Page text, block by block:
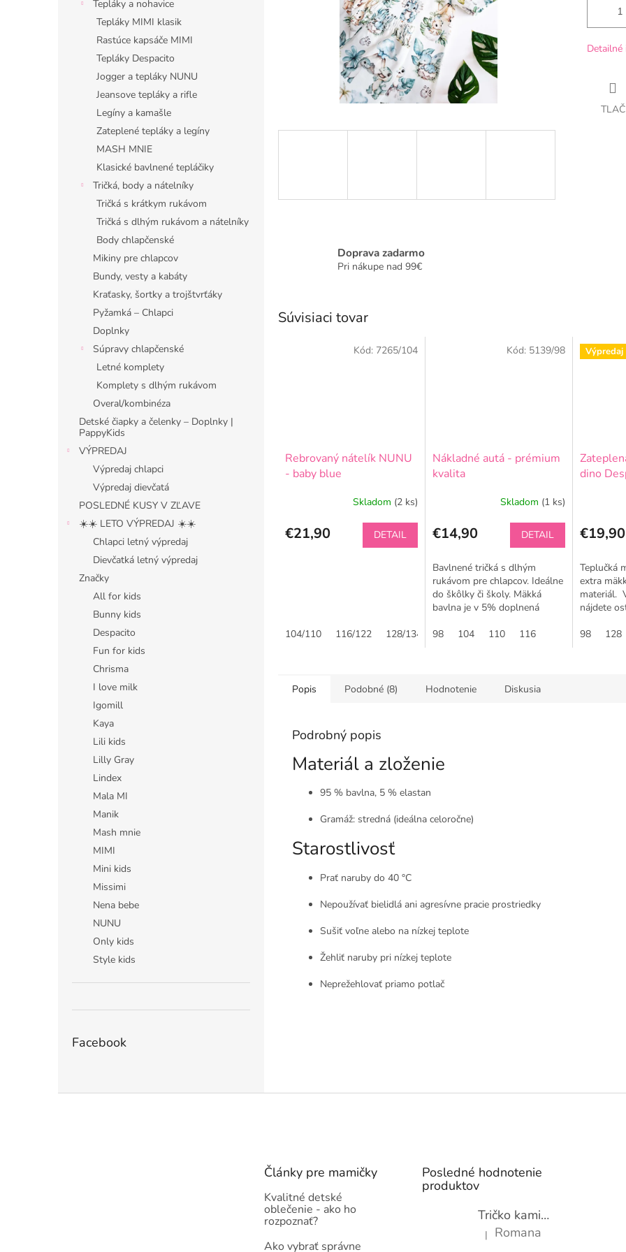
Tepláky a nohavice
Tepláky MIMI klasik
Rastúce kapsáče MIMI
Tepláky Despacito
Jogger a tepláky NUNU
Jeansove tepláky a rifle
Legíny a kamašle
Zateplené tepláky a legíny
MASH MNIE
Klasické bavlnené tepláčiky
Tričká, body a nátelníky
Tričká s krátkym rukávom
Tričká s dlhým rukávom a nátelníky
Body chlapčenské
Mikiny pre chlapcov
Bundy, vesty a kabáty
Kraťasky, šortky a trojštvrťáky
Pyžamká – Chlapci
Doplnky
Súpravy chlapčenské
Letné komplety
Komplety s dlhým rukávom
Overal/kombinéza
Detské čiapky a čelenky – Doplnky |
PappyKids
VÝPREDAJ
Výpredaj chlapci
Výpredaj dievčatá
POSLEDNÉ KUSY V ZĽAVE
☀️☀️ LETO VÝPREDAJ ☀️☀️
Chlapci letný výpredaj
Dievčatká letný výpredaj
Značky
All for kids
Bunny kids
Despacito
Fun for kids
Chrisma
I love milk
Igomill
Kaya
Lili kids
Lilly Gray
Lindex
Mala MI
Manik
Mash mnie
MIMI
Mini kids
Missimi
Nena bebe
NUNU
Only kids
Style kids
Facebook
Detailné
TLAČ
Doprava zadarmo
Pri nákupe nad 99€
Súvisiaci tovar
Rebrovaný nátelík NUNU
- baby blue
Skladom (2 ks)
€21,90 DETAIL
104/110 116/122 128/134 140/146
Kód: 7265/104
Nákladné autá - prémium
kvalita
Skladom (1 ks)
€14,90 DETAIL
Bavlnené tričká s dlhým
rukávom pre chlapcov. Ideálne
do škôlky či školy. Mäkká
bavlna je v 5% doplnená
vášho dieťatka. Taktiež tričko
98 104 110 116
Kód: 5139/98 Výpredaj
dino
produktu
z
5
hviezdičiek.
€19,90
Teplučká
extra
materiál.
nájdete
% bavlna,
98 128
Popis Podobné (8) Hodnotenie Diskusia
Podrobný popis
Materiál a zloženie
95 % bavlna, 5 % elastan
Gramáž: stredná (ideálna celoročne)
Starostlivosť
Prať naruby do 40 °C
Nepoužívať bielidlá ani agresívne pracie prostriedky
Sušiť voľne alebo na nízkej teplote
Žehliť naruby pri nízkej teplote
Neprežehlovať priamo potlač
Články pre mamičky
Kvalitné detské
oblečenie - ako ho
rozpoznať?
Ako vybrať správne
Posledné hodnotenie
produktov
Tričko kamióny pre chlapcov - novinka (98-134)
Hodnotenie produktu je 5 z 5
| Romana